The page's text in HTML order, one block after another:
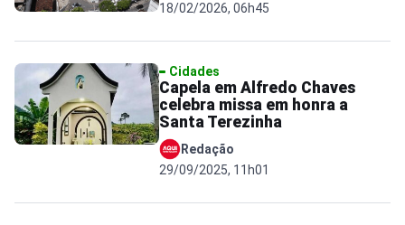
18/02/2026, 06h45
Cidades
Capela em Alfredo Chaves
celebra missa em honra a
Santa Terezinha
Redação
29/09/2025, 11h01